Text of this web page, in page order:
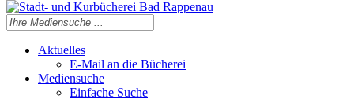
Aktuelles
E-Mail an die Bücherei
Mediensuche
Einfache Suche